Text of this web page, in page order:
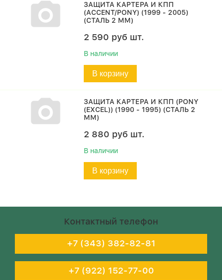
ЗАЩИТА КАРТЕРА И КПП
(ACCENT/PONY) (1999 - 2005)
(СТАЛЬ 2 ММ)
2 590 руб шт.
В наличии
В корзину
ЗАЩИТА КАРТЕРА И КПП (PONY
(EXCEL)) (1990 - 1995) (СТАЛЬ 2
ММ)
2 880 руб шт.
В наличии
В корзину
Контактный телефон
+7 (343) 382-82-81
+7 (922) 152-77-00